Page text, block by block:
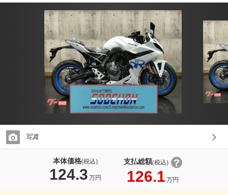
写真
本体価格(税込)
124.3 万円
支払総額(税込)
126.1 万円